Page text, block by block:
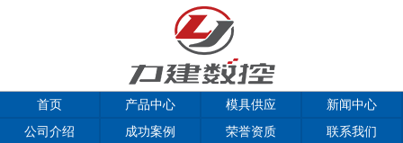
首页 产品中心 模具供应
新闻中心
公司介绍
成功案例 荣誉资质 联系我们